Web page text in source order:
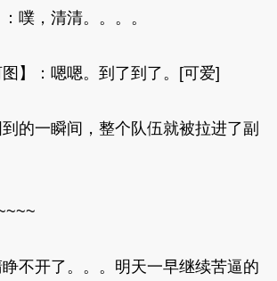
，清清。。。。
：嗯嗯。到了到了。[可爱]
一瞬间，整个队伍就被拉进了副
开了。。。明天一早继续苦逼的